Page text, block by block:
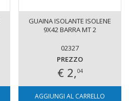
GUAINA ISOLANTE ISOLENE
9X42 BARRA MT 2
02327
PREZZO
€ 2,04
AGGIUNGI AL CARRELLO